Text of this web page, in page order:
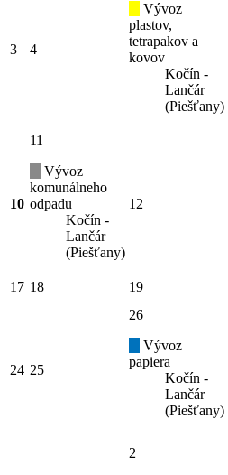
3 4
Vývoz
plastov,
tetrapakov a
kovov
Kočín -
Lančár
(Piešťany)
10
11
Vývoz
komunálneho
odpadu
Kočín -
Lančár
(Piešťany)
12
17 18 19
24 25
26
Vývoz
papiera
Kočín -
Lančár
(Piešťany)
2